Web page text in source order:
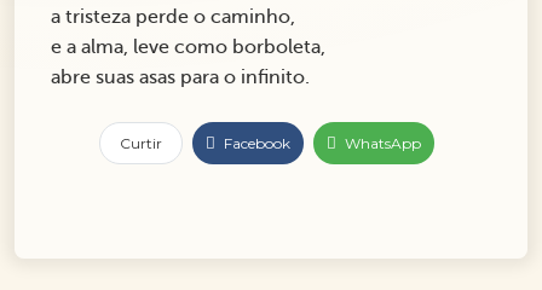
a tristeza perde o caminho,
e a alma, leve como borboleta,
abre suas asas para o infinito.
Curtir Facebook WhatsApp